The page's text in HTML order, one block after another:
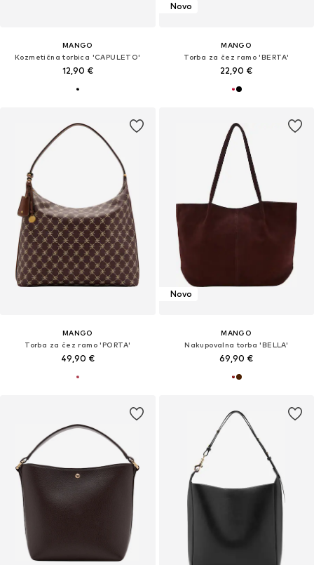
MANGO
Kozmetična torbica 'CAPULETO'
12,90 €
Novo
MANGO
Torba za čez ramo 'BERTA'
22,90 €
MANGO
Torba za čez ramo 'PORTA'
49,90 €
Novo
MANGO
Nakupovalna torba 'BELLA'
69,90 €